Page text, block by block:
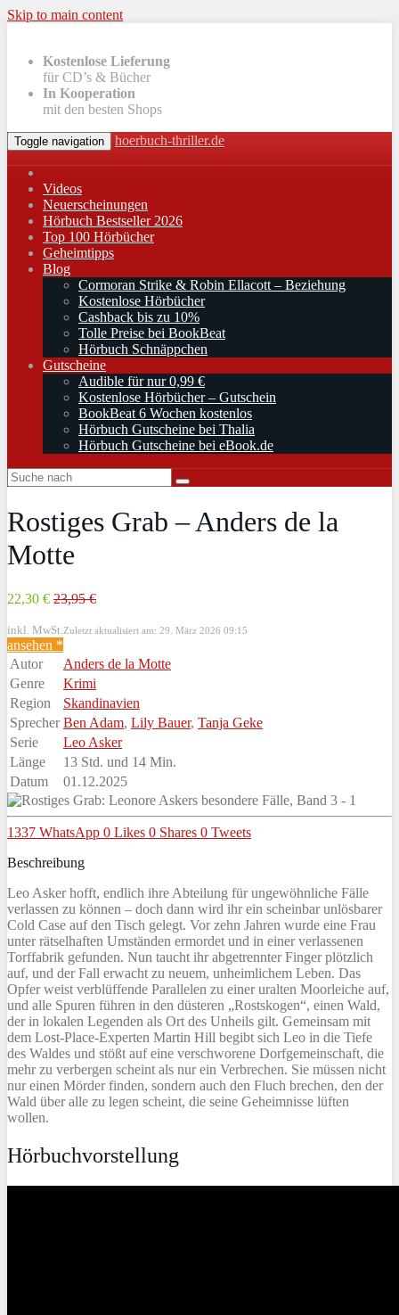
Skip to main content
Kostenlose Lieferung
für CD’s & Bücher
In Kooperation
mit den besten Shops
Toggle navigation hoerbuch-thriller.de
Videos
Neuerscheinungen
Hörbuch Bestseller 2026
Top 100 Hörbücher
Geheimtipps
Blog
Cormoran Strike & Robin Ellacott – Beziehung
Kostenlose Hörbücher
Cashback bis zu 10%
Tolle Preise bei BookBeat
Hörbuch Schnäppchen
Gutscheine
Audible für nur 0,99 €
Kostenlose Hörbücher – Gutschein
BookBeat 6 Wochen kostenlos
Hörbuch Gutscheine bei Thalia
Hörbuch Gutscheine bei eBook.de
Rostiges Grab – Anders de la
Motte
22,30 € 23,95 €
inkl. MwSt. Zuletzt aktualisiert am: 29. März 2026 09:15
ansehen *
Autor
Anders de la Motte
Genre
Krimi
Region
Skandinavien
Sprecher Ben Adam, Lily Bauer, Tanja Geke
Serie
Leo Asker
Länge
13 Std. und 14 Min.
Datum
01.12.2025
1337 WhatsApp 0 Likes 0 Shares 0 Tweets
Beschreibung
Leo Asker hofft, endlich ihre Abteilung für ungewöhnliche Fälle
verlassen zu können – doch dann wird ihr ein scheinbar unlösbarer
Cold Case auf den Tisch gelegt. Vor zehn Jahren wurde eine Frau
unter rätselhaften Umständen ermordet und in einer verlassenen
Torffabrik gefunden. Nun taucht ihr abgetrennter Finger plötzlich
auf, und der Fall erwacht zu neuem, unheimlichem Leben. Das
Opfer weist verblüffende Parallelen zu einer uralten Moorleiche auf,
und alle Spuren führen in den düsteren „Rostskogen“, einen Wald,
der in lokalen Legenden als Ort des Unheils gilt. Gemeinsam mit
dem Lost-Place-Experten Martin Hill begibt sich Leo in die Tiefe
des Waldes und stößt auf eine verschworene Dorfgemeinschaft, die
mehr zu verbergen scheint als nur ein Verbrechen. Sie müssen nicht
nur einen Mörder finden, sondern auch den Fluch brechen, den der
Wald über alle zu legen scheint, die seine Geheimnisse lüften
wollen.
Hörbuchvorstellung